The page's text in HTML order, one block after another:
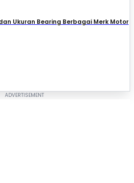
Ukuran Bearing Berbagai Merk Motor